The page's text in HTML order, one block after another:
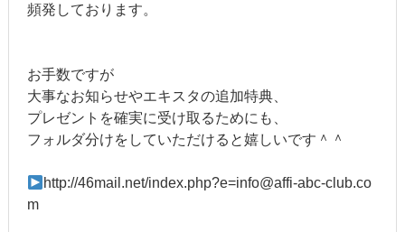
頻発しております。
お手数ですが
大事なお知らせやエキスタの追加特典、
プレゼントを確実に受け取るためにも、
フォルダ分けをしていただけると嬉しいです＾＾
http://46mail.net/index.php?e=info@affi-abc-club.co
m